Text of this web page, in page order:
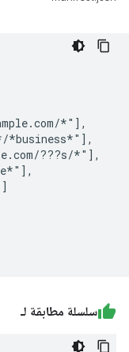
*"],
*business*"],
???s/*"],
سلسلة مطابقة لـ